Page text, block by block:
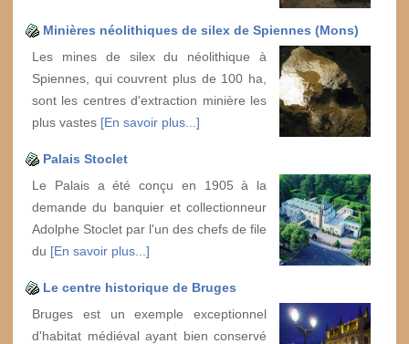
Minières néolithiques de silex de Spiennes (Mons)
Les mines de silex du néolithique à
Spiennes, qui couvrent plus de 100 ha,
sont les centres d'extraction minière les
plus vastes [En savoir plus...]
Palais Stoclet
Le Palais a été conçu en 1905 à la
demande du banquier et collectionneur
Adolphe Stoclet par l'un des chefs de file
du [En savoir plus...]
Le centre historique de Bruges
Bruges est un exemple exceptionnel
d'habitat médiéval ayant bien conservé